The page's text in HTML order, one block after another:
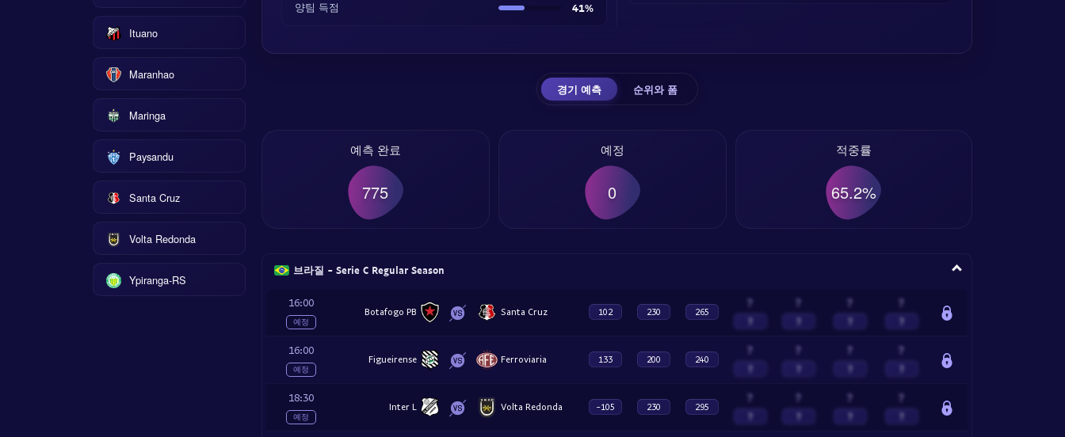
Ituano
Maranhao
Maringa
Paysandu
Santa Cruz
Volta Redonda
Ypiranga-RS
양팀 득점 41%
경기 예측 순위와 폼
예측 완료
775
예정
0
적중률
65.2%
브라질 - Serie C Regular Season
16:00
예정
Botafogo PB Santa Cruz 102 230 265
? ? ? ?
16:00
예정
Figueirense Ferroviaria 133 200 240
? ? ? ?
18:30
예정
Inter L Volta Redonda -105 230 295
? ? ? ?